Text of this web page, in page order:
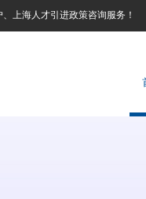
上海人才引进政策咨询服务！